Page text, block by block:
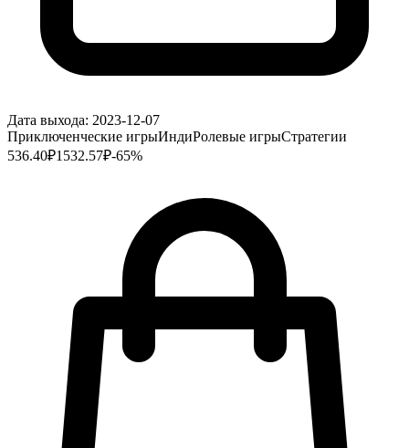
Дата выхода: 2023-12-07
Приключенческие игрыИндиРолевые игрыСтратегии
536.40₽1532.57₽-65%